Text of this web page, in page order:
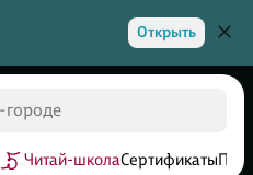
Открыть
Читай-школаСертификаты